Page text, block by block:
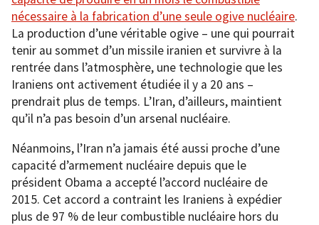
nécessaire à la fabrication d’une seule ogive nucléaire.
La production d’une véritable ogive – une qui pourrait
tenir au sommet d’un missile iranien et survivre à la
rentrée dans l’atmosphère, une technologie que les
Iraniens ont activement étudiée il y a 20 ans –
prendrait plus de temps. L’Iran, d’ailleurs, maintient
qu’il n’a pas besoin d’un arsenal nucléaire.
Néanmoins, l’Iran n’a jamais été aussi proche d’une
capacité d’armement nucléaire depuis que le
président Obama a accepté l’accord nucléaire de
2015. Cet accord a contraint les Iraniens à expédier
plus de 97 % de leur combustible nucléaire hors du